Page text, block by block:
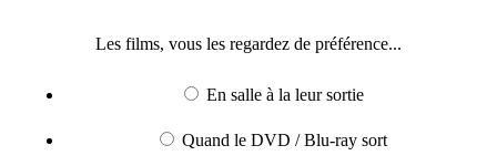
Les films, vous les regardez de préférence...
En salle à la leur sortie
Quand le DVD / Blu-ray sort